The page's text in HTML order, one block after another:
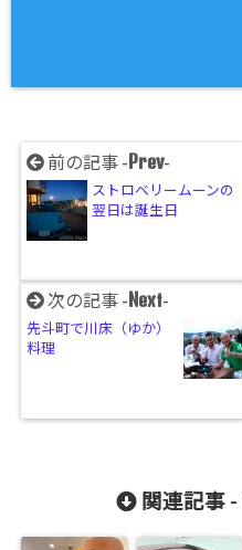
前の記事 - Prev-
ストロベリームーンの
翌日は誕生日
次の記事 - Next-
先斗町で川床（ゆか）
料理
関連記事 -